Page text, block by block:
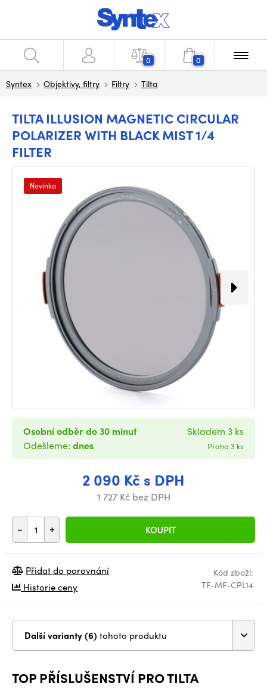
0 0
Syntex Objektivy, filtry Filtry Tilta
TILTA ILLUSION MAGNETIC CIRCULAR
POLARIZER WITH BLACK MIST 1/4
FILTER
Novinka
2 090 Kč s DPH
1 727 Kč bez DPH
- + KOUPIT
Osobní odběr do 30 minut
Odešleme: dnes
Skladem 3 ks
Praha 3 ks
Kód zboží:
TF-MF-CPL14
Přidat do porovnání
Historie ceny
Další varianty (6) tohoto produktu
TOP PŘÍSLUŠENSTVÍ PRO TILTA